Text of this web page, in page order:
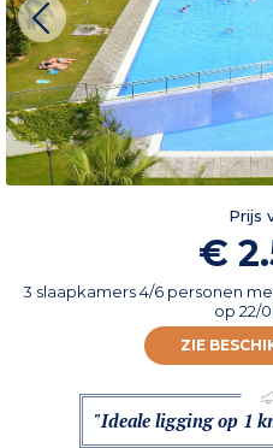
Prijs
€
3 slaapkamers 4/6 personen
op 22/
ZIE
"Ideale ligging op 1